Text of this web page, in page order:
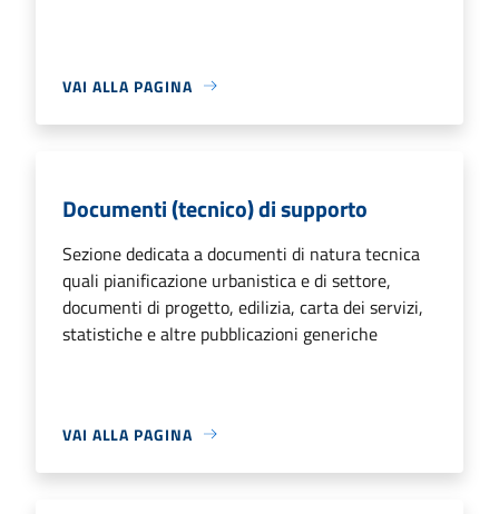
VAI ALLA PAGINA
Documenti (tecnico) di supporto
Sezione dedicata a documenti di natura tecnica
quali pianificazione urbanistica e di settore,
documenti di progetto, edilizia, carta dei servizi,
statistiche e altre pubblicazioni generiche
VAI ALLA PAGINA